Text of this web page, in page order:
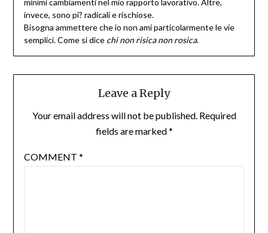
minimi cambiamenti nel mio rapporto lavorativo. Altre,
invece, sono pi? radicali e rischiose.
Bisogna ammettere che io non ami particolarmente le vie
semplici. Come si dice chi non risica non rosica.
Leave a Reply
Your email address will not be published. Required
fields are marked*
COMMENT *